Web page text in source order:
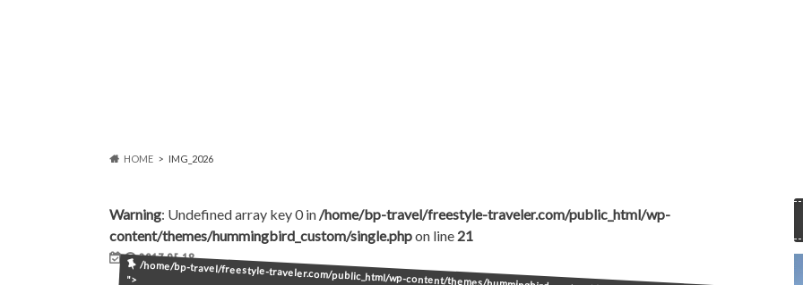
HOME IMG_2026
Warning: Undefined array key 0 in/home/bp-travel/freestyle-traveler.com/public_html/wp-
content/themes/hummingbird_custom/single.phpon line 21
2017.05.18
">